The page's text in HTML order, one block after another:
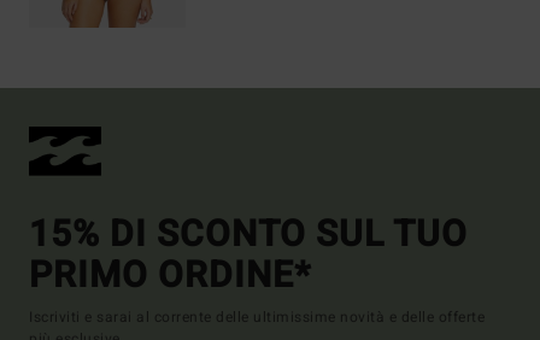
15% DI SCONTO SUL TUO
PRIMO ORDINE*
Iscriviti e sarai al corrente delle ultimissime novità e delle offerte